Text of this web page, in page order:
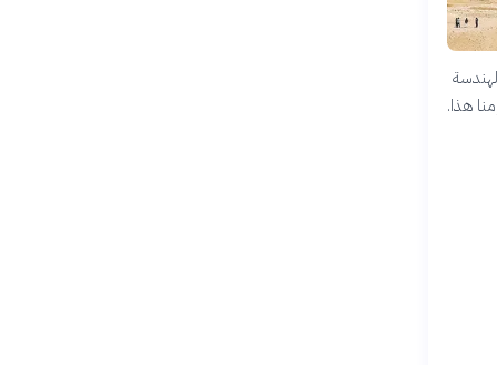
هذا.